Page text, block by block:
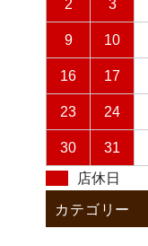
2 3
9 10
16 17
23 24
30
31
店休日
カテゴリー